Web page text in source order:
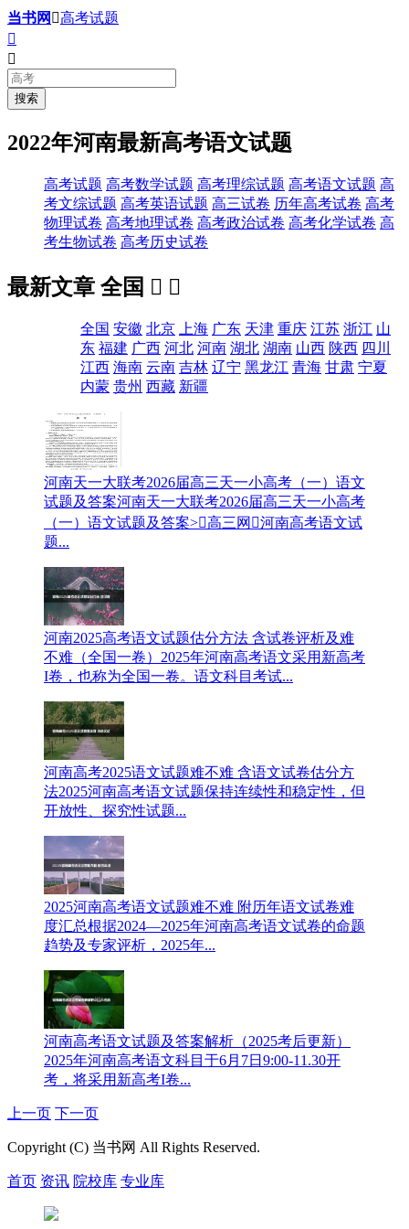
当书网 高考试题


2022年河南最新高考语文试题
高考试题 高考数学试题 高考理综试题 高考语文试题 高
考文综试题 高考英语试题 高三试卷 历年高考试卷 高考
物理试卷 高考地理试卷 高考政治试卷 高考化学试卷 高
考生物试卷 高考历史试卷
最新文章 全国  
全国 安徽 北京 上海 广东 天津 重庆 江苏 浙江 山
东 福建 广西 河北 河南 湖北 湖南 山西 陕西 四川
江西 海南 云南 吉林 辽宁 黑龙江 青海 甘肃 宁夏
内蒙 贵州 西藏 新疆
河南天一大联考2026届高三天一小高考（一）语文
试题及答案河南天一大联考2026届高三天一小高考
（一）语文试题及答案>高三网河南高考语文试
题...
河南2025高考语文试题估分方法 含试卷评析及难
不难（全国一卷） 2025年河南高考语文采用新高考
I卷，也称为全国一卷。语文科目考试...
河南高考2025语文试题难不难 含语文试卷估分方
法2025河南高考语文试题保持连续性和稳定性，但
开放性、探究性试题...
2025河南高考语文试题难不难 附历年语文试卷难
度汇总根据2024—2025年河南高考语文试卷的命题
趋势及专家评析，2025年...
河南高考语文试题及答案解析（2025考后更新）
2025年河南高考语文科目于6月7日9:00-11.30开
考，将采用新高考I卷...
上一页 下一页
Copyright (C) 当书网 All Rights Reserved.
首页 资讯 院校库 专业库